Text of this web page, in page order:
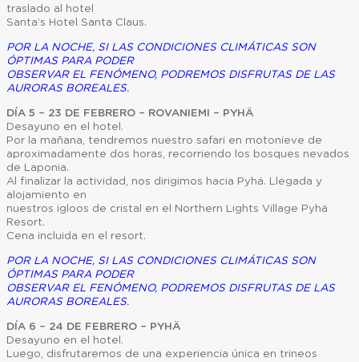
traslado al hotel
Santa’s Hotel Santa Claus.
POR LA NOCHE, SI LAS CONDICIONES CLIMÁTICAS SON
ÓPTIMAS PARA PODER
OBSERVAR EL FENÓMENO, PODREMOS DISFRUTAS DE LAS
AURORAS BOREALES.
DÍA 5 – 23 DE FEBRERO – ROVANIEMI – PYHÄ
Desayuno en el hotel.
Por la mañana, tendremos nuestro safari en motonieve de
aproximadamente dos horas, recorriendo los bosques nevados
de Laponia.
Al finalizar la actividad, nos dirigimos hacia Pyhä. Llegada y
alojamiento en
nuestros igloos de cristal en el Northern Lights Village Pyhä
Resort.
Cena incluida en el resort.
POR LA NOCHE, SI LAS CONDICIONES CLIMÁTICAS SON
ÓPTIMAS PARA PODER
OBSERVAR EL FENÓMENO, PODREMOS DISFRUTAS DE LAS
AURORAS BOREALES.
DÍA 6 – 24 DE FEBRERO – PYHÄ
Desayuno en el hotel.
Luego, disfrutaremos de una experiencia única en trineos